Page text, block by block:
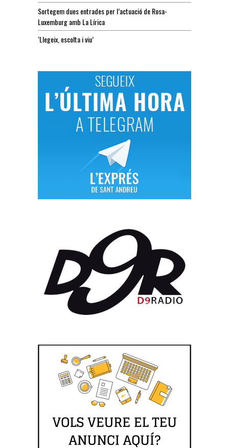
Sortegem dues entrades per l’actuació de Rosa-
Luxemburg amb La Lírica
‘Llegeix, escolta i viu’